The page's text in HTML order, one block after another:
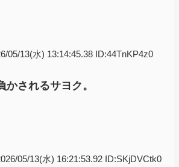
05/13(水) 13:14:45.38 ID:44TnKP4z0
されるサヨク。
05/13(水) 16:21:53.92 ID:SKjDVCtk0